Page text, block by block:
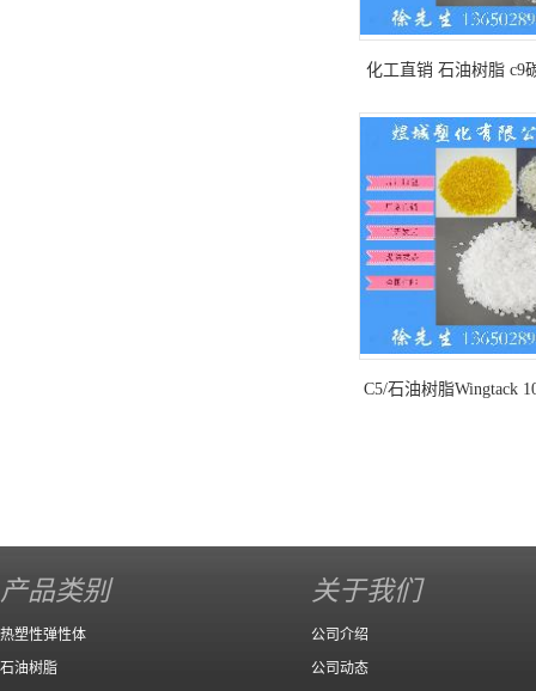
化工直销 石油树脂 c9
C5/石油树脂Wingtack
产品类别
热塑性弹性体
石油树脂
关于我们
公司介绍
公司动态